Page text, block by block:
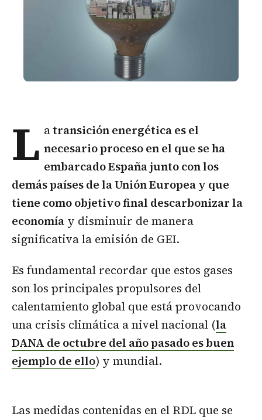
L atransición energética es el
necesario proceso en el que se ha
embarcado España junto con los
demás países de la Unión Europea y que
tiene como objetivo final descarbonizar la
economía y disminuir de manera
significativa la emisión de GEI.
Es fundamental recordar que estos gases
son los principales propulsores del
calentamiento global que está provocando
una crisis climática a nivel nacional (la
DANA de octubre del año pasado es buen
ejemplo de ello) y mundial.
Las medidas contenidas en el RDL que se